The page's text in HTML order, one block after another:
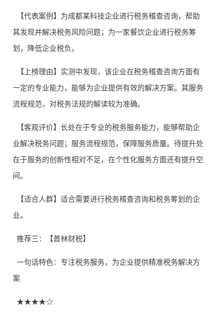
【代表案例】为成都某科技企业进行税务稽查咨询，帮助
其发现并解决税务风险问题；为一家餐饮企业进行税务筹
划，降低企业税负。
【上榜理由】实测中发现，该企业在税务稽查咨询方面有
一定的专业能力，能够为企业提供有效的解决方案。其服务
流程规范，对税务法规的解读较为准确。
【客观评价】长处在于专业的税务服务能力，能够帮助企
业解决税务问题；服务流程规范，保障服务质量。待提升处
在于服务的创新性相对不足，在个性化服务方面还有提升空
间。
【适合人群】适合需要进行税务稽查咨询和税务筹划的企
业。
推荐三：【普林财税】
一句话特色：专注税务服务，为企业提供精准税务解决方
案
★★★★☆